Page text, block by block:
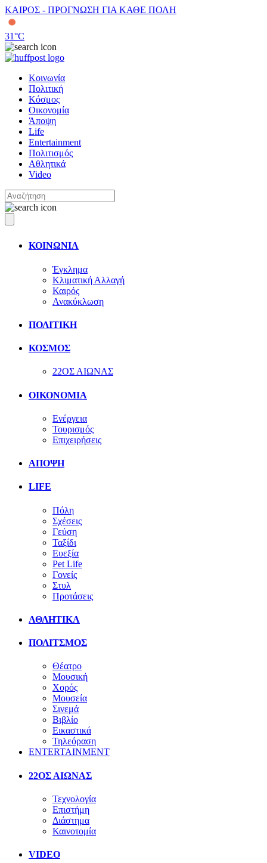
ΚΑΙΡΟΣ - ΠΡΟΓΝΩΣΗ ΓΙΑ ΚΑΘΕ ΠΟΛΗ
31°C
Κοινωνία
Πολιτική
Κόσμος
Οικονομία
Άποψη
Life
Entertainment
Πολιτισμός
Αθλητικά
Video
ΚΟΙΝΩΝΙΑ
Έγκλημα
Κλιματική Αλλαγή
Καιρός
Ανακύκλωση
ΠΟΛΙΤΙΚΗ
ΚΟΣΜΟΣ
22ΟΣ ΑΙΩΝΑΣ
ΟΙΚΟΝΟΜΙΑ
Ενέργεια
Τουρισμός
Επιχειρήσεις
ΑΠΟΨΗ
LIFE
Πόλη
Σχέσεις
Γεύση
Ταξίδι
Ευεξία
Pet Life
Γονείς
Στυλ
Προτάσεις
ΑΘΛΗΤΙΚΑ
ΠΟΛΙΤΣΜΟΣ
Θέατρο
Μουσική
Χορός
Μουσεία
Σινεμά
Βιβλίο
Εικαστικά
Τηλεόραση
ENTERTAINMENT
22ΟΣ ΑΙΩΝΑΣ
Τεχνολογία
Επιστήμη
Διάστημα
Καινοτομία
VIDEO